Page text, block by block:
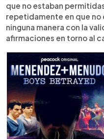
que no estaban
repetidamente en que
ninguna manera con la
afirmaciones en torno al